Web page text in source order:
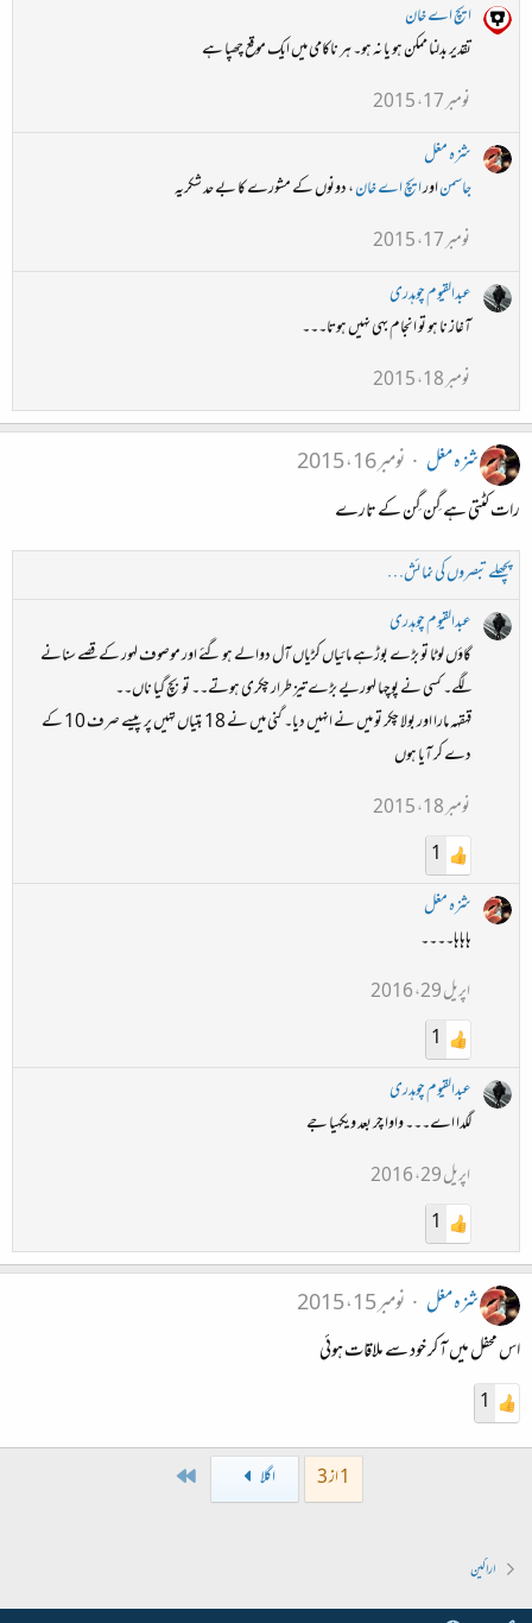
ایچ اے خان
تقدیر بدلنا ممکن ہو یا نہ ہو۔ ہر ناکامی میں ایک موقع چھپا ہے
نومبر 17، 2015
شزہ مغل
جاسمناورایچ اے خان، دونوں کے مشورے کا بے حد شکریہ
نومبر 17، 2015
عبدالقیوم چوہدری
آغاز نا ہو تو انجام بهی نہیں ہوتا۔۔۔
نومبر 18، 2015
شزہ مغل
نومبر 16، 2015
رات کٹتی ہے گِن گِن کے تارے
پچھلے تبصروں کی نمائش…
عبدالقیوم چوہدری
گاؤں لوٹا تو بڑے بوڑهے مائیاں کڑیاں آل دوالے ہو گئے اور موصوف لہور کے قصے سنانے
لگے۔ کسی نے پوچها لہوریے بڑے تیز طرار چکری ہوتے۔۔ تو بچ گیا ناں۔۔
قہقہہ مارا اور بولا چکر تو میں نے انهیں دیا۔ گنی میں نے 18 بتیاں تهیں پر پیسے صرف 10 کے
دے کر آیا ہوں
نومبر 18، 2015
1
شزہ مغل
ہاہاہا۔۔۔۔
اپریل 29، 2016
1
عبدالقیوم چوہدری
لگدا اے۔۔۔ واوا چر بعد ویکهیا جے
اپریل 29، 2016
1
شزہ مغل
نومبر 15، 2015
اس محفل میں آ کر خود سے ملاقات ہوئی
1
1 از 3 اگلا
اراکین